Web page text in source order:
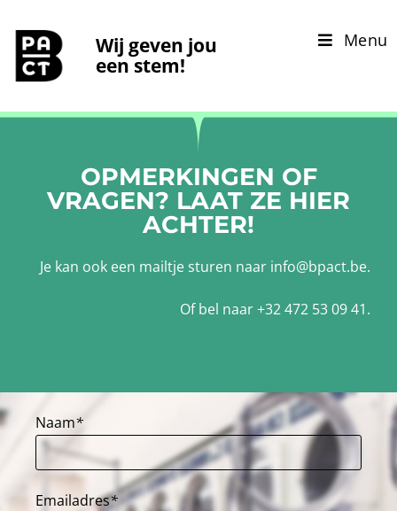
Wij geven jou
een stem!
Menu
OPMERKINGEN OF
VRAGEN? LAAT ZE HIER
ACHTER!
Je kan ook een mailtje sturen naar info@bpact.be.
Of bel naar +32 472 53 09 41.
Naam*
Emailadres*